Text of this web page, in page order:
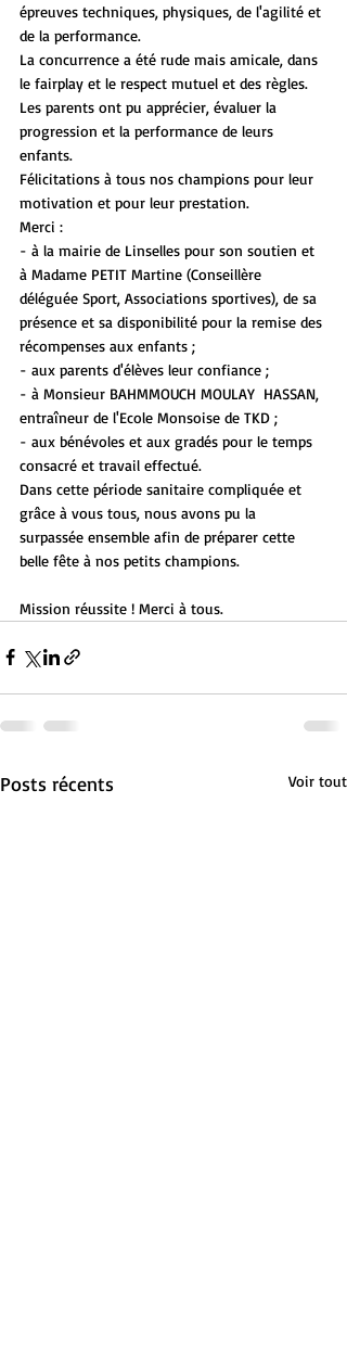
épreuves techniques, physiques, de l'agilité et
de la performance.
La concurrence a été rude mais amicale, dans
le fairplay et le respect mutuel et des règles.
Les parents ont pu apprécier, évaluer la
progression et la performance de leurs
enfants.
Félicitations à tous nos champions pour leur
motivation et pour leur prestation.
Merci :
- à la mairie de Linselles pour son soutien et
à Madame PETIT Martine (Conseillère
déléguée Sport, Associations sportives), de sa
présence et sa disponibilité pour la remise des
récompenses aux enfants ;
- aux parents d'élèves leur confiance ;
- à Monsieur BAHMMOUCH MOULAY  HASSAN,
entraîneur de l'Ecole Monsoise de TKD ;
- aux bénévoles et aux gradés pour le temps
consacré et travail effectué.
Dans cette période sanitaire compliquée et
grâce à vous tous, nous avons pu la
surpassée ensemble afin de préparer cette
belle fête à nos petits champions.
Mission réussite ! Merci à tous.
Posts récents Voir tout